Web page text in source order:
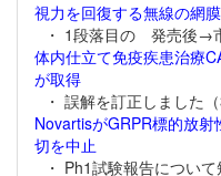
視力を回復する無線の網
・ 1段落目の 発売後→
体内仕立て免疫疾患治療
が取得
・ 誤解を訂正しました
NovartisがGRPR標的放
切を中止
・ Ph1試験報告について